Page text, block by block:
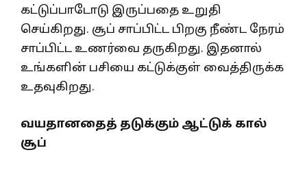
கட்டுப்பாடோடு இருப்பதை உறுதி
செய்கிறது. சூப் சாப்பிட்ட பிறகு நீண்ட நேரம்
சாப்பிட்ட உணர்வை தருகிறது. இதனால்
உங்களின் பசியை கட்டுக்குள் வைத்திருக்க
உதவுகிறது.
வயதானதைத் தடுக்கும் ஆட்டுக் கால்
சூப்